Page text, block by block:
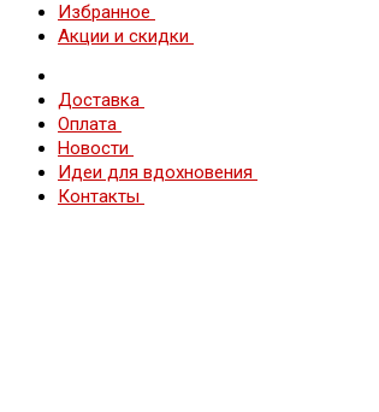
Избранное
Акции и скидки
Доставка
Оплата
Новости
Идеи для вдохновения
Контакты